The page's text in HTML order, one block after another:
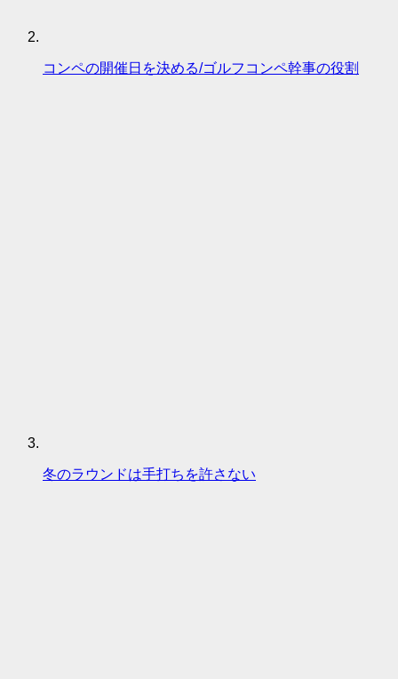
コンペの開催日を決める/ゴルフコンペ幹事の役割
冬のラウンドは手打ちを許さない